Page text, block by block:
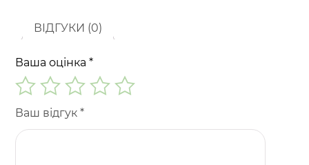
ВІДГУКИ (0)
Ваша оцінка*
Ваш відгук*